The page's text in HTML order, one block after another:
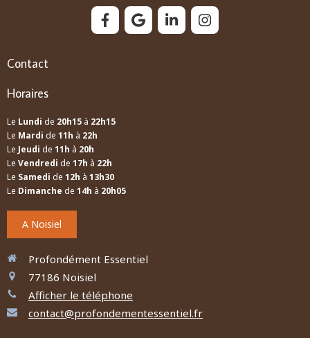
Contact
Horaires
Le Lundi de 20h15 à 22h15
Le Mardi de 11h à 22h
Le Jeudi de 11h à 20h
Le Vendredi de 17h à 22h
Le Samedi de 12h à 13h30
Le Dimanche de 14h à 20h05
A Noisiel
Profondément Essentiel
77186 Noisiel
Afficher le téléphone
contact@profondementessentiel.fr